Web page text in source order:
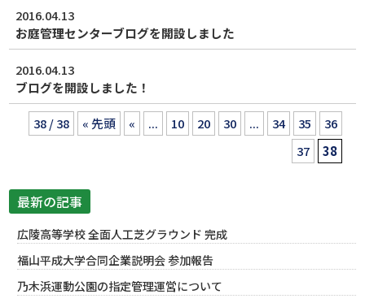
2016.04.13
お庭管理センターブログを開設しました
2016.04.13
ブログを開設しました！
38 / 38 « 先頭 « ... 10 20 30 ... 34 35
36
37
38
最新の記事
広陵高等学校 全面人工芝グラウンド 完成
福山平成大学合同企業説明会 参加報告
乃木浜運動公園の指定管理運営について